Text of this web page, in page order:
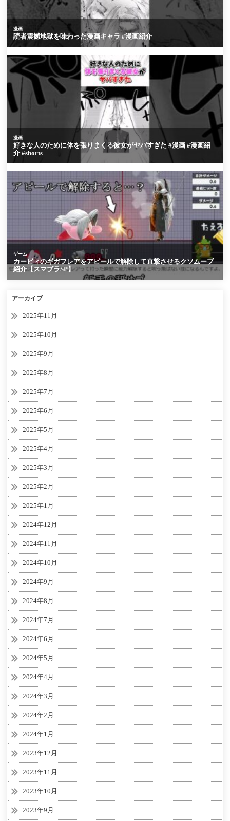
アーカイブ
2025年11月
2025年10月
2025年9月
2025年8月
2025年7月
2025年6月
2025年5月
2025年4月
2025年3月
2025年2月
2025年1月
2024年12月
2024年11月
2024年10月
2024年9月
2024年8月
2024年7月
2024年6月
2024年5月
2024年4月
2024年3月
2024年2月
2024年1月
2023年12月
2023年11月
2023年10月
2023年9月